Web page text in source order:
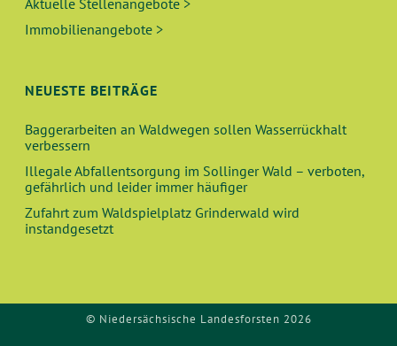
Immobilienangebote >
NEUESTE BEITRÄGE
Baggerarbeiten an Waldwegen sollen Wasserrückhalt
verbessern
Illegale Abfallentsorgung im Sollinger Wald – verboten,
gefährlich und leider immer häufiger
Zufahrt zum Waldspielplatz Grinderwald wird
instandgesetzt
© Niedersächsische Landesforsten 2026